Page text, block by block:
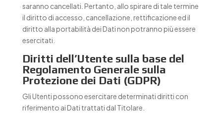
saranno cancellati. Pertanto, allo spirare di tale termine
il diritto di accesso, cancellazione, rettificazione ed il
diritto alla portabilità dei Dati non potranno più essere
esercitati.
Diritti dell’Utente sulla base del
Regolamento Generale sulla
Protezione dei Dati (GDPR)
Gli Utenti possono esercitare determinati diritti con
riferimento ai Dati trattati dal Titolare.